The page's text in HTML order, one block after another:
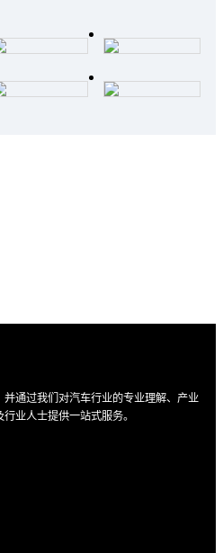
通过我们对汽车行业的专业理解、产业
业人士提供一站式服务。